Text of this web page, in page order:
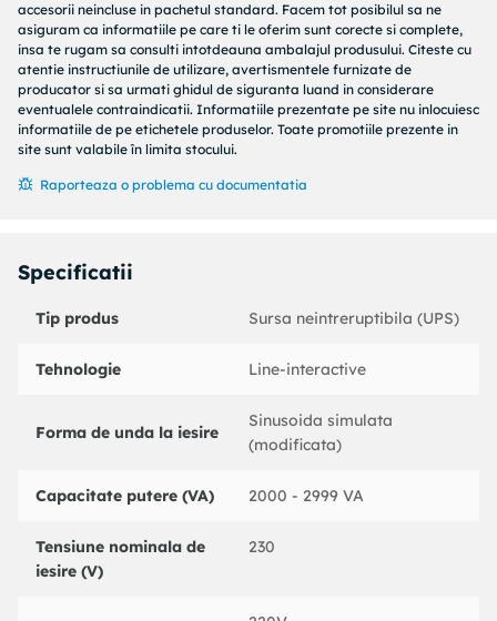
5E2200UI
EAN
3553340704376
Lungimea/adancimea produsului
330 mm
133 mm
GREUTATEA PRODUSULUI
CONFORMITATI
Directiva LVD
accesorii neincluse in pachetul standard. Facem tot posibilul sa ne
asiguram ca informatiile pe care ti le oferim sunt corecte si complete,
insa te rugam sa consulti intotdeauna ambalajul produsului. Citeste cu
atentie instructiunile de utilizare, avertismentele furnizate de
producator si sa urmati ghidul de siguranta luand in considerare
eventualele contraindicatii. Informatiile prezentate pe site nu inlocuiesc
informatiile de pe etichetele produselor. Toate promotiile prezente in
site sunt valabile în limita stocului.
Raporteaza o problema cu documentatia
Specificatii
Tip produs Sursa neintreruptibila (UPS)
Tehnologie Line-interactive
Forma de unda la iesire
Sinusoida simulata
(modificata)
Capacitate putere (VA) 2000 - 2999 VA
Tensiune nominala de
iesire (V)
230